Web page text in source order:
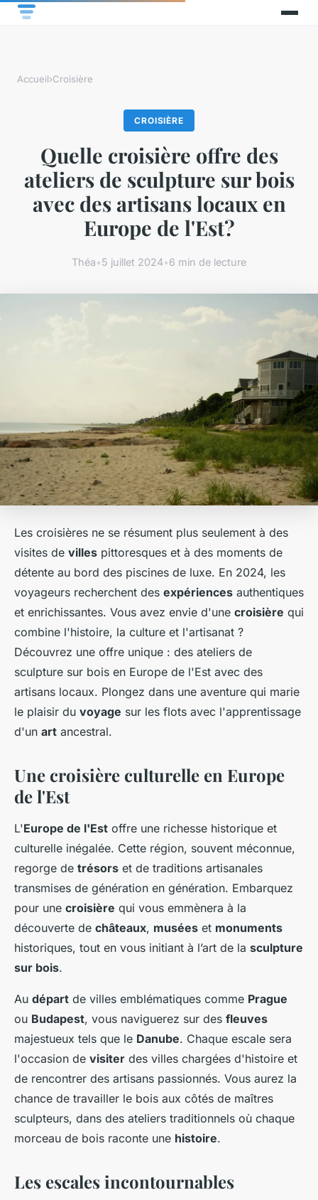
Accueil›Croisière
CROISIÈRE
Quelle croisière offre des
ateliers de sculpture sur bois
avec des artisans locaux en
Europe de l'Est?
Théa•5 juillet 2024•6 min de lecture
Les croisières ne se résument plus seulement à des
visites de villes pittoresques et à des moments de
détente au bord des piscines de luxe. En 2024, les
voyageurs recherchent des expériences authentiques
et enrichissantes. Vous avez envie d'une croisière qui
combine l'histoire, la culture et l'artisanat ?
Découvrez une offre unique : des ateliers de
sculpture sur bois en Europe de l'Est avec des
artisans locaux. Plongez dans une aventure qui marie
le plaisir du voyage sur les flots avec l'apprentissage
d'un art ancestral.
Une croisière culturelle en Europe
de l'Est
L'Europe de l'Est offre une richesse historique et
culturelle inégalée. Cette région, souvent méconnue,
regorge de trésors et de traditions artisanales
transmises de génération en génération. Embarquez
pour une croisière qui vous emmènera à la
découverte de châteaux, musées et monuments
historiques, tout en vous initiant à l’art de la sculpture
sur bois.
Au départ de villes emblématiques comme Prague
ou Budapest, vous naviguerez sur des fleuves
majestueux tels que le Danube. Chaque escale sera
l'occasion de visiter des villes chargées d'histoire et
de rencontrer des artisans passionnés. Vous aurez la
chance de travailler le bois aux côtés de maîtres
sculpteurs, dans des ateliers traditionnels où chaque
morceau de bois raconte une histoire.
Les escales incontournables